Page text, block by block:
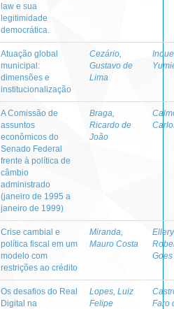
law e sua
legitimidade
democrática.
Atuação global
municipal:
dimensões e
institucionalização
Cezário,
Gustavo de
Lima
A Comissão de
assuntos
econômicos do
Senado Federal
frente à política de
câmbio
administrado
(janeiro de 1995 a
janeiro de 1999)
Braga,
Ricardo de
João
Crise cambial e
política fiscal em um
modelo com
restrições ao crédito
Miranda,
Mauro Costa
Goes
Os desafios do Real
Digital na
Lopes, Luiz
Felipe
Faro